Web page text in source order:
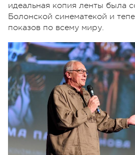
идеальная копия ленты была
Болонской синематекой и
показов по всему миру.